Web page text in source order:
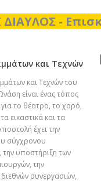
-
και Τεχνών
και Τεχνών του
είναι ένας τόπος
το θέατρο, το χορό,
εικαστικά και τα
έχει την
σύγχρονου
την υποστήριξη των
την
διεθνών συνεργασιών,